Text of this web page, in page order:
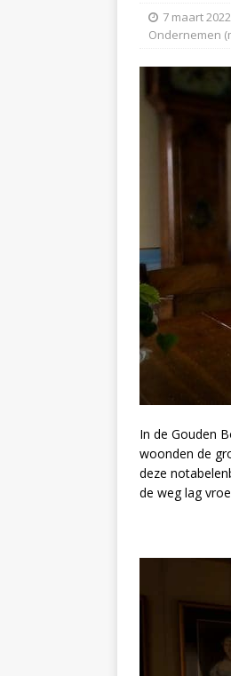
7 maart 2022
Ondernemen
In de Gouden
woonden de
deze
de weg lag